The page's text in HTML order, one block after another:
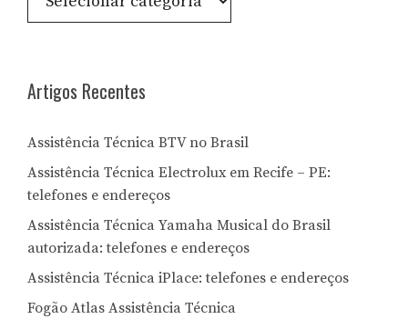
por
Artigos Recentes
Assistência Técnica BTV no Brasil
Assistência Técnica Electrolux em Recife – PE:
telefones e endereços
Assistência Técnica Yamaha Musical do Brasil
autorizada: telefones e endereços
Assistência Técnica iPlace: telefones e endereços
Fogão Atlas Assistência Técnica